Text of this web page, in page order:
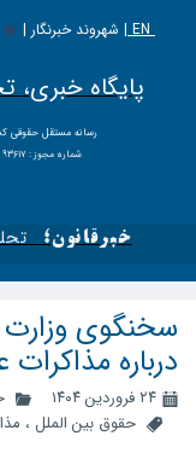
EN | شهروند
پایگاه خبری،
​​​​رسانه مستقل حقوقی
شماره مجوز : ۹۳۶۱۷
خبرقانون؛
سخنگوی وزارت
درباره مذاکرات
۲۴ فروردین ۱۴۰۴
حقوق بین الملل ،